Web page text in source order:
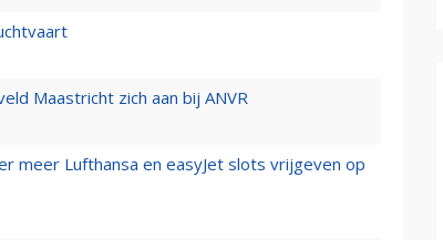
Maastricht zich aan bij ANVR
meer Lufthansa en easyJet slots vrijgeven op